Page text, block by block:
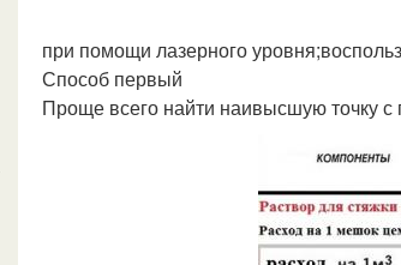
при помощи лазерного
Способ первый
Проще всего найти наивысшую точку